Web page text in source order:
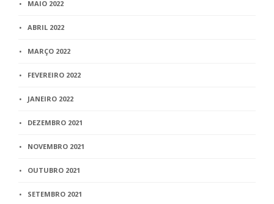
MAIO 2022
ABRIL 2022
MARÇO 2022
FEVEREIRO 2022
JANEIRO 2022
DEZEMBRO 2021
NOVEMBRO 2021
OUTUBRO 2021
SETEMBRO 2021